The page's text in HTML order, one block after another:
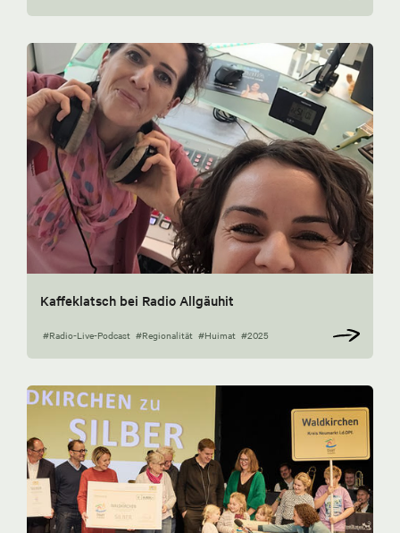
Kaffeklatsch bei Radio Allgäuhit
#Radio-Live-Podcast #Regionalität #Huimat #2025